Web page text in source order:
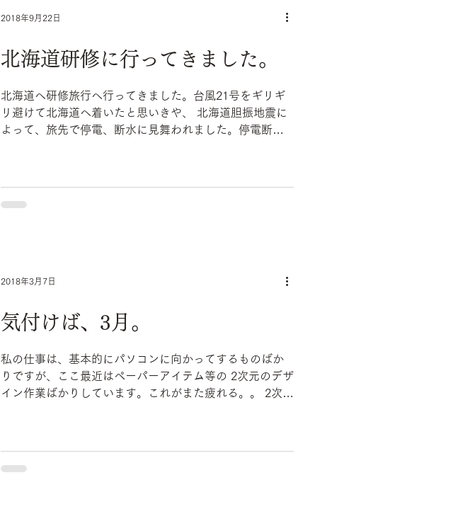
北海道研修に行ってきました。
北海道へ研修旅行へ行ってきました。台風21号をギリギ
リ避けて北海道へ着いたと思いきや、 北海道胆振地震に
よって、旅先で停電、断水に見舞われました。停電断水
2018年9月22日
気付けば、3月。
私の仕事は、基本的にパソコンに向かってするものばか
りですが、ここ最近はペーパーアイテム等の 2次元のデザ
イン作業ばかりしています。これがまた疲れる。。 2次元
2018年3月7日